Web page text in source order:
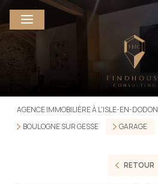
AGENCE IMMOBILIÈRE À L'ISLE-EN-DODON
BOULOGNE SUR GESSE
GARAGE
RETOUR